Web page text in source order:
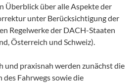
Überblick über alle Aspekte der
unter Berücksichtigung der
Regelwerke der DACH-Staaten
Österreich und Schweiz).
und praxisnah werden zunächst die
des Fahrwegs sowie die